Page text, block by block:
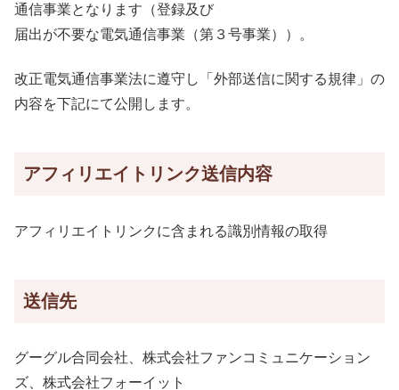
通信事業となります（登録及び
届出が不要な電気通信事業（第３号事業））。
改正電気通信事業法に遵守し「外部送信に関する規律」の
内容を下記にて公開します。
アフィリエイトリンク送信内容
アフィリエイトリンクに含まれる識別情報の取得
送信先
グーグル合同会社、株式会社ファンコミュニケーション
ズ、株式会社フォーイット